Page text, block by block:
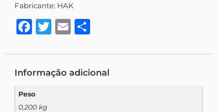
Floreiras – Porta Chaves
Frases – Palavras
Home – Lar – Bem-vindo
Fabricante: HAK
Facebook
Twitter
Email
Informação adicional
Peso
0,200 kg